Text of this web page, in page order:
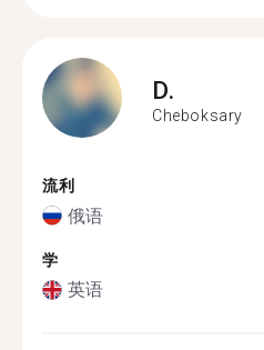
D.
Cheboksary
流利
俄语
学
英语